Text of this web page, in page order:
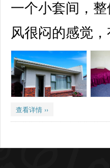
一个小套间，
风很闷的感觉，
查看详情 ››